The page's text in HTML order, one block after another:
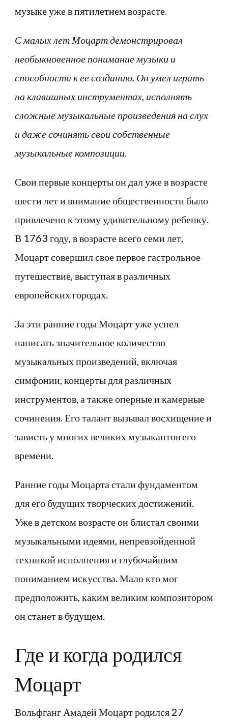
музыке уже в пятилетнем возрасте.
С малых лет Моцарт демонстрировал
необыкновенное понимание музыки и
способности к ее созданию. Он умел играть
на клавишных инструментах, исполнять
сложные музыкальные произведения на слух
и даже сочинять свои собственные
музыкальные композиции.
Свои первые концерты он дал уже в возрасте
шести лет и внимание общественности было
привлечено к этому удивительному ребенку.
В 1763 году, в возрасте всего семи лет,
Моцарт совершил свое первое гастрольное
путешествие, выступая в различных
европейских городах.
За эти ранние годы Моцарт уже успел
написать значительное количество
музыкальных произведений, включая
симфонии, концерты для различных
инструментов, а также оперные и камерные
сочинения. Его талант вызывал восхищение и
зависть у многих великих музыкантов его
времени.
Ранние годы Моцарта стали фундаментом
для его будущих творческих достижений.
Уже в детском возрасте он блистал своими
музыкальными идеями, непревзойденной
техникой исполнения и глубочайшим
пониманием искусства. Мало кто мог
предположить, каким великим композитором
он станет в будущем.
Где и когда родился
Моцарт
Вольфганг Амадей Моцарт родился 27